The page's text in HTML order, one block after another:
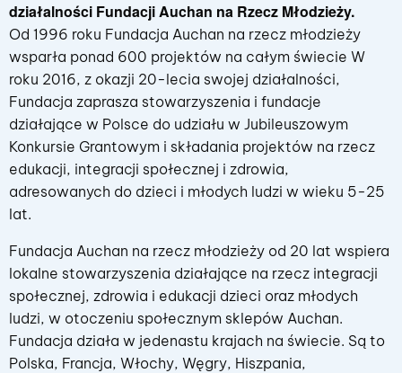
działalności Fundacji Auchan na Rzecz Młodzieży.
Od 1996 roku Fundacja Auchan na rzecz młodzieży
wsparła ponad 600 projektów na całym świecie W
roku 2016, z okazji 20-lecia swojej działalności,
Fundacja zaprasza stowarzyszenia i fundacje
działające w Polsce do udziału w Jubileuszowym
Konkursie Grantowym i składania projektów na rzecz
edukacji, integracji społecznej i zdrowia,
adresowanych do dzieci i młodych ludzi w wieku 5-25
lat.
Fundacja Auchan na rzecz młodzieży od 20 lat wspiera
lokalne stowarzyszenia działające na rzecz integracji
społecznej, zdrowia i edukacji dzieci oraz młodych
ludzi, w otoczeniu społecznym sklepów Auchan.
Fundacja działa w jedenastu krajach na świecie. Są to
Polska, Francja, Włochy, Węgry, Hiszpania,